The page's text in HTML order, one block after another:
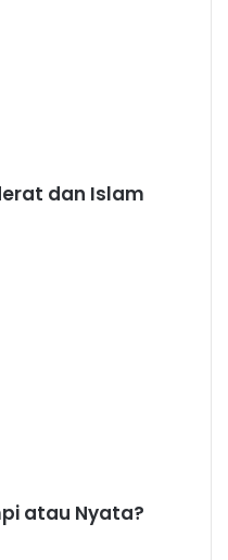
dan Islam
atau Nyata?